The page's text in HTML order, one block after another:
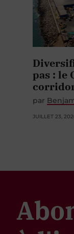
pas : le
par
JUILLET 23,